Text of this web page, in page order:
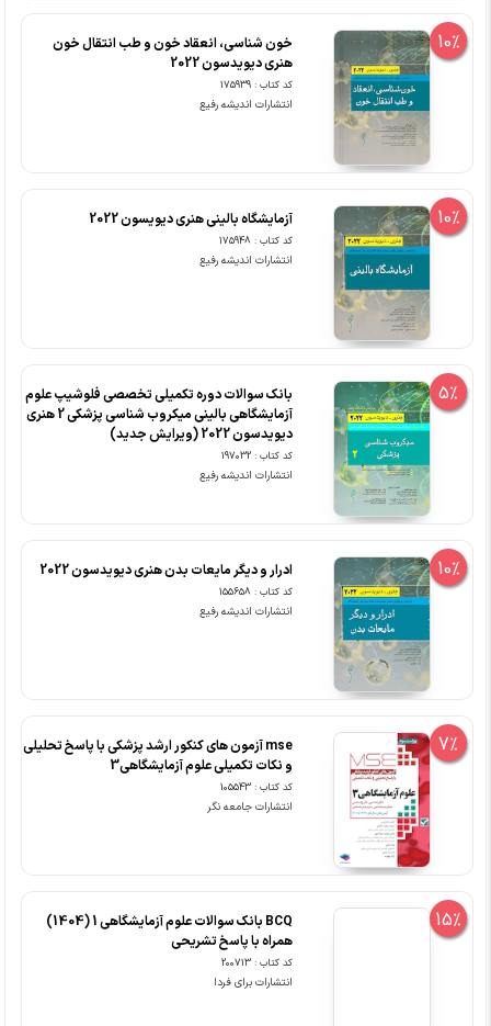
10%
خون شناسی، انعقاد خون و طب انتقال خون
هنری دیویدسون 2022
کد کتاب : 175939
انتشارات اندیشه رفیع
10% آزمایشگاه بالینی هنری دیویسون 2022
کد کتاب : 175948
انتشارات اندیشه رفیع
5%
بانک سوالات دوره تکمیلی تخصصی فلوشیپ علوم
آزمایشگاهی بالینی میکروب شناسی پزشکی 2 هنری
دیویدسون 2022 (ویرایش جدید)
کد کتاب : 197032
انتشارات اندیشه رفیع
10% ادرار و دیگر مایعات بدن هنری دیویدسون 2022
کد کتاب : 155658
انتشارات اندیشه رفیع
7%
mse آزمون های کنکور ارشد پزشکی با پاسخ تحلیلی
و نکات تکمیلی علوم آزمایشگاهی3
کد کتاب : 105543
انتشارات جامعه نگر
15%
BCQ بانک سوالات علوم آزمایشگاهی 1 (1404)
همراه با پاسخ تشریحی
کد کتاب : 200713
انتشارات برای فردا